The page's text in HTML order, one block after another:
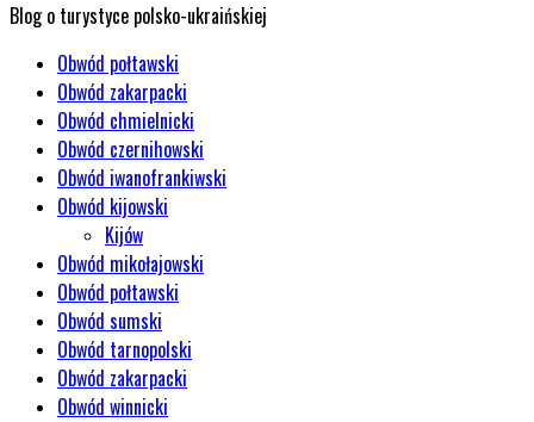
Blog o turystyce polsko-ukraińskiej
Menu
główne
Obwód połtawski
Obwód zakarpacki
Obwód chmielnicki
Obwód czernihowski
Obwód iwanofrankiwski
Obwód kijowski
Kijów
Obwód mikołajowski
Obwód połtawski
Obwód sumski
Obwód tarnopolski
Obwód zakarpacki
Obwód winnicki